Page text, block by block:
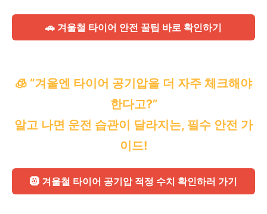
🚗 겨울철 타이어 안전 꿀팁 바로 확인하기
🧊 “겨울엔 타이어 공기압을 더 자주 체크해야
한다고?”
알고 나면 운전 습관이 달라지는, 필수 안전 가
이드!
🛞 겨울철 타이어 공기압 적정 수치 확인하러 가기